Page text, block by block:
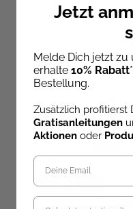
Entdecke
Jetzt
Melde Dich jetzt
erhalte 10% Rabatt
Bestellung.
Zusätzlich profitierst
Gratisanleitungen
Aktionen oder
Geburtstag